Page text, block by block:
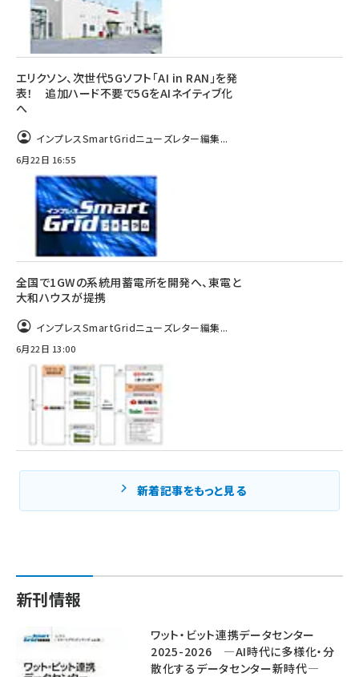
エリクソン、次世代5Gソフト「AI in RAN」を発
表！ 追加ハード不要で5GをAIネイティブ化
へ
インプレスSmartGridニューズレター編集...
6月22日 16:55
全国で1GWの系統用蓄電所を開発へ、東電と
大和ハウスが提携
インプレスSmartGridニューズレター編集...
6月22日 13:00
新着記事をもっと見る
新刊情報
ワット・ビット連携データセンター
2025-2026 ―AI時代に多様化・分
散化するデータセンター新時代―